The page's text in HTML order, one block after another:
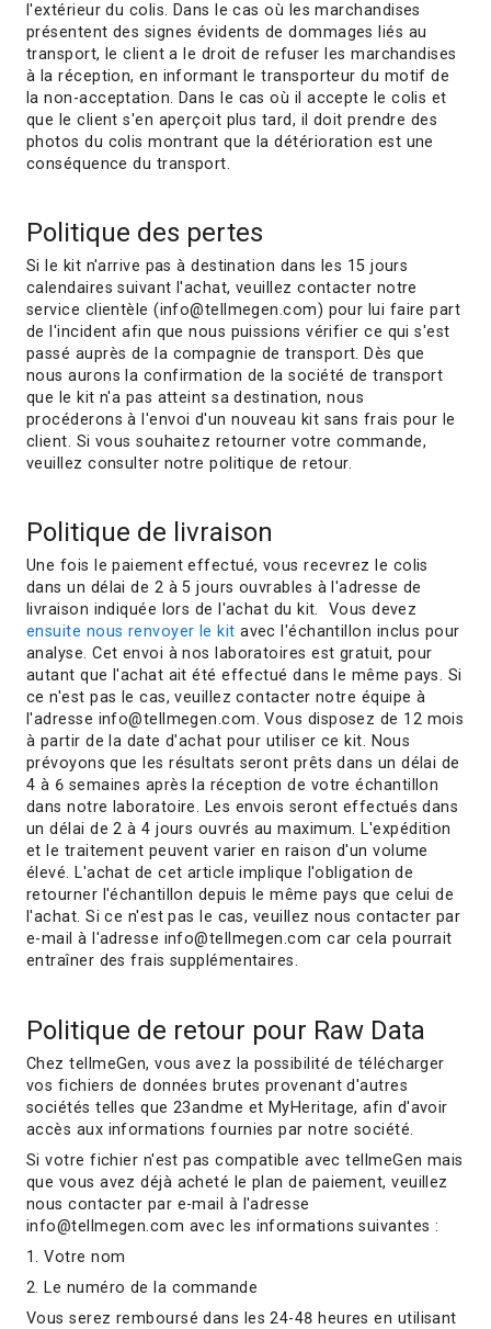
l'extérieur du colis. Dans le cas où les marchandises
présentent des signes évidents de dommages liés au
transport, le client a le droit de refuser les marchandises
à la réception, en informant le transporteur du motif de
la non-acceptation. Dans le cas où il accepte le colis et
que le client s'en aperçoit plus tard, il doit prendre des
photos du colis montrant que la détérioration est une
conséquence du transport.
Politique des pertes
Si le kit n'arrive pas à destination dans les 15 jours
calendaires suivant l'achat, veuillez contacter notre
service clientèle (info@tellmegen.com) pour lui faire part
de l'incident afin que nous puissions vérifier ce qui s'est
passé auprès de la compagnie de transport. Dès que
nous aurons la confirmation de la société de transport
que le kit n'a pas atteint sa destination, nous
procéderons à l'envoi d'un nouveau kit sans frais pour le
client. Si vous souhaitez retourner votre commande,
veuillez consulter notre politique de retour.
Politique de livraison
Une fois le paiement effectué, vous recevrez le colis
dans un délai de 2 à 5 jours ouvrables à l'adresse de
livraison indiquée lors de l'achat du kit. Vous devez
ensuite nous renvoyer le kit avec l'échantillon inclus pour
analyse. Cet envoi à nos laboratoires est gratuit, pour
autant que l'achat ait été effectué dans le même pays. Si
ce n'est pas le cas, veuillez contacter notre équipe à
l'adresse info@tellmegen.com. Vous disposez de 12 mois
à partir de la date d'achat pour utiliser ce kit. Nous
prévoyons que les résultats seront prêts dans un délai de
4 à 6 semaines après la réception de votre échantillon
dans notre laboratoire. Les envois seront effectués dans
un délai de 2 à 4 jours ouvrés au maximum. L'expédition
et le traitement peuvent varier en raison d'un volume
élevé. L'achat de cet article implique l'obligation de
retourner l'échantillon depuis le même pays que celui de
l'achat. Si ce n'est pas le cas, veuillez nous contacter par
e-mail à l'adresse info@tellmegen.com car cela pourrait
entraîner des frais supplémentaires.
Politique de retour pour Raw Data
Chez tellmeGen, vous avez la possibilité de télécharger
vos fichiers de données brutes provenant d'autres
sociétés telles que 23andme et MyHeritage, afin d'avoir
accès aux informations fournies par notre société.
Si votre fichier n'est pas compatible avec tellmeGen mais
que vous avez déjà acheté le plan de paiement, veuillez
nous contacter par e-mail à l'adresse
info@tellmegen.com avec les informations suivantes :
1. Votre nom
2. Le numéro de la commande
Vous serez remboursé dans les 24-48 heures en utilisant